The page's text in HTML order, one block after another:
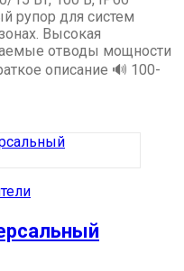
рупор для систем
Высокая
отводы мощности
описание 🔊 100-